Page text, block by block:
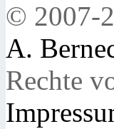
© 2007-
A.
Rechte